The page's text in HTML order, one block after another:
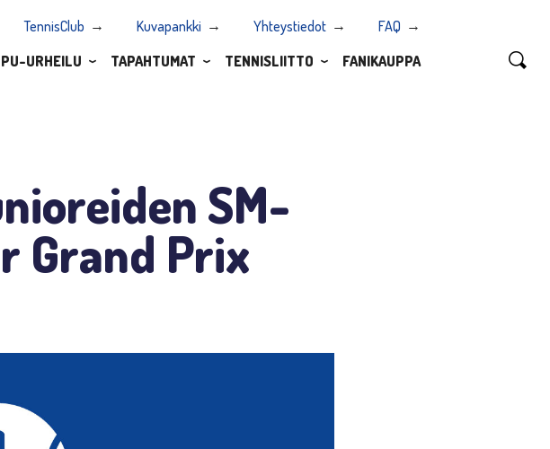
TennisClub Kuvapankki Yhteystiedot
FAQ
URHEILU TAPAHTUMAT TENNISLIITTO FANIKAUPPA
SM-
Grand Prix